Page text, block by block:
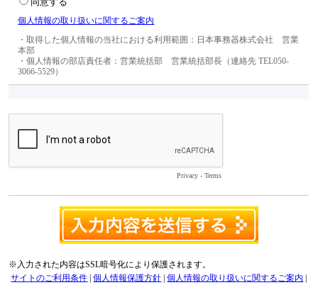
同意する
個人情報の取り扱いに関するご案内
・取得した個人情報の当社における利用範囲：日本事務器株式会社　営業
本部
・個人情報の部店責任者：営業統括部　営業統括部長（連絡先 TEL050-
3066-5529）
Privacy -Terms
※入力された内容はSSL暗号化により保護されます。
サイトのご利用条件 |個人情報保護方針 |個人情報の取り扱いに関するご案内